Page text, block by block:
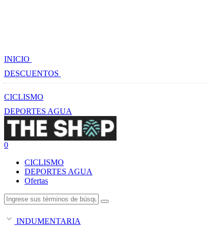
INICIO
DESCUENTOS
CICLISMO
DEPORTES AGUA
0
CICLISMO
DEPORTES AGUA
Ofertas
INDUMENTARIA